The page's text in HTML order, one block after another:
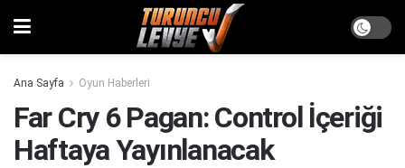
Ana Sayfa Oyun Haberleri
Far Cry 6 Pagan: Control İçeriği
Haftaya Yayınlanacak